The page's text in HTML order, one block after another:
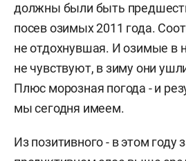
должны были быть
посев озимых 2011 года.
не отдохнувшая. И озимые в
не чувствуют, в зиму они
Плюс морозная погода - и
мы сегодня имеем.
Из позитивного - в этом году